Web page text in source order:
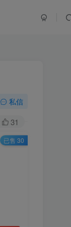
私信
31
已售 30